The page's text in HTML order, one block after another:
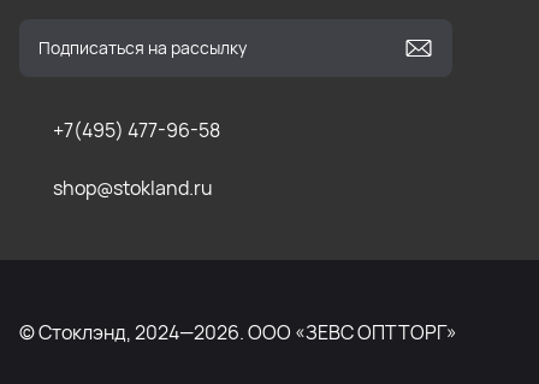
+7(495) 477-96-58
shop@stokland.ru
© Стоклэнд, 2024—2026. ООО «ЗЕВС ОПТТОРГ»